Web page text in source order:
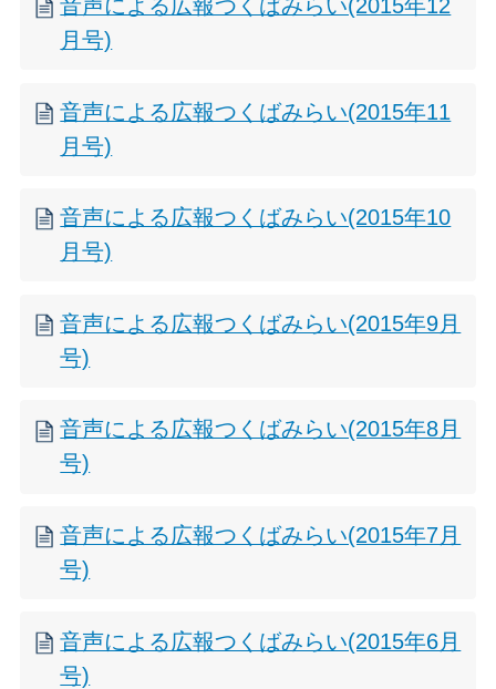
音声による広報つくばみらい(2015年12
月号)
音声による広報つくばみらい(2015年11
月号)
音声による広報つくばみらい(2015年10
月号)
音声による広報つくばみらい(2015年9月
号)
音声による広報つくばみらい(2015年8月
号)
音声による広報つくばみらい(2015年7月
号)
音声による広報つくばみらい(2015年6月
号)